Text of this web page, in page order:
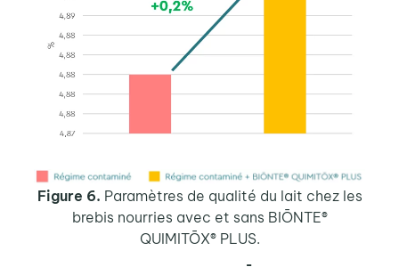
Figure 6. Paramètres de qualité du lait chez les
brebis nourries avec et sans BIŌNTE®
QUIMITŌX® PLUS.